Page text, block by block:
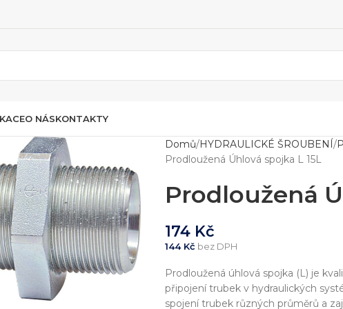
O NÁSKONTAKTY
Domů HYDRAULICKÉ ŠROUBENÍ
Prodloužená Úhlová spojka L 15L
Prodloužená
174 Kč
144 Kč bez DPH
Prodloužená úhlová spojka (L) je
připojení trubek v hydraulických
spojení trubek různých průměrů a